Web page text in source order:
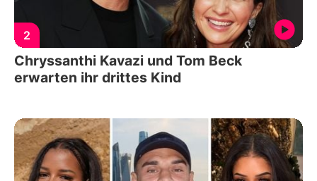
2
Chryssanthi Kavazi und Tom Beck
erwarten ihr drittes Kind